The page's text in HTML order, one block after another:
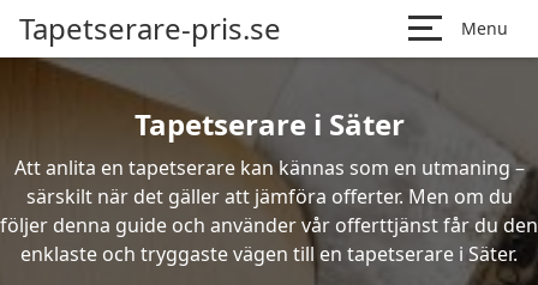
Tapetserare-pris.se Menu
Tapetserare i Säter
Att anlita en tapetserare kan kännas som en utmaning –
särskilt när det gäller att jämföra offerter. Men om du
följer denna guide och använder vår offerttjänst får du den
enklaste och tryggaste vägen till en tapetserare i Säter.